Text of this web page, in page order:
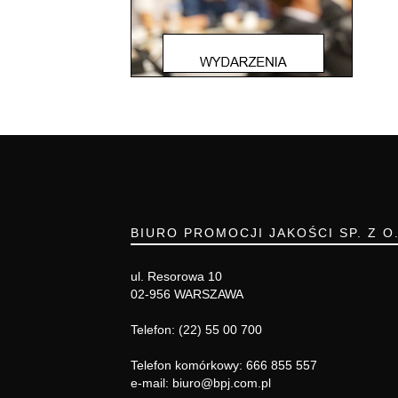
BIURO PROMOCJI JAKOŚCI SP. Z
ul. Resorowa 10
02-956 WARSZAWA
Telefon: (22) 55 00 700
Telefon komórkowy: 666 855 557
e-mail: biuro@bpj.com.pl